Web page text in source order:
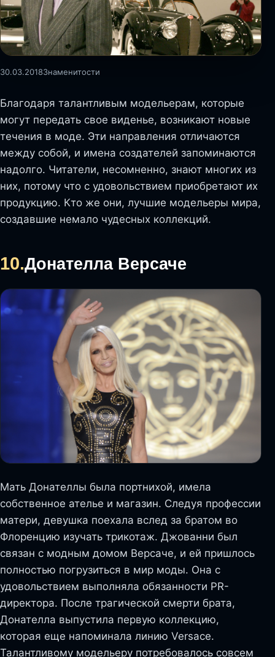
30.03.2018Знаменитости
Благодаря талантливым модельерам, которые
могут передать свое виденье, возникают новые
течения в моде. Эти направления отличаются
между собой, и имена создателей запоминаются
надолго. Читатели, несомненно, знают многих из
них, потому что с удовольствием приобретают их
продукцию. Кто же они, лучшие модельеры мира,
создавшие немало чудесных коллекций.
10.Донателла Версаче
Мать Донателлы была портнихой, имела
собственное ателье и магазин. Следуя профессии
матери, девушка поехала вслед за братом во
Флоренцию изучать трикотаж. Джованни был
связан с модным домом Версаче, и ей пришлось
полностью погрузиться в мир моды. Она с
удовольствием выполняла обязанности PR-
директора. После трагической смерти брата,
Донателла выпустила первую коллекцию,
которая еще напоминала линию Versace.
Талантливому модельеру потребовалось совсем